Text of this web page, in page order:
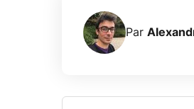
Par